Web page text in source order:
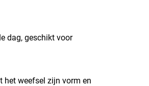
dag, geschikt voor
het weefsel zijn vorm en